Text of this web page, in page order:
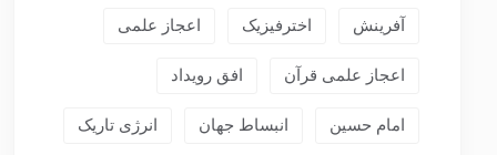
آفرینش اخترفیزیک اعجاز علمی
اعجاز علمی قرآن افق رویداد
امام حسین انبساط جهان انرژی تاریک